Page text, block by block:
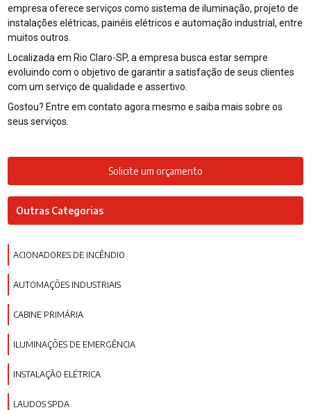
empresa oferece serviços como sistema de iluminação, projeto de
instalações elétricas, painéis elétricos e automação industrial, entre
muitos outros.
Localizada em Rio Claro-SP, a empresa busca estar sempre
evoluindo com o objetivo de garantir a satisfação de seus clientes
com um serviço de qualidade e assertivo.
Gostou? Entre em contato agora mesmo e saiba mais sobre os
seus serviços.
Solicite um orçamento
Outras Categorias
ACIONADORES DE INCÊNDIO
AUTOMAÇÕES INDUSTRIAIS
CABINE PRIMÁRIA
ILUMINAÇÕES DE EMERGÊNCIA
INSTALAÇÃO ELÉTRICA
LAUDOS SPDA